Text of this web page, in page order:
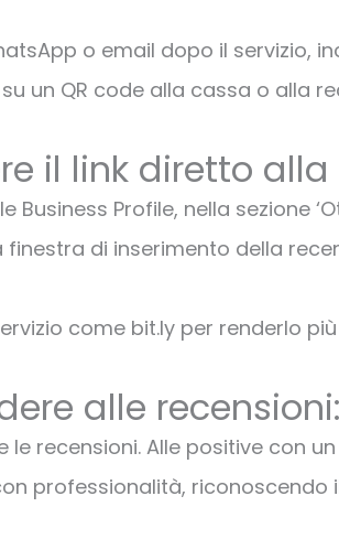
o email dopo il servizio,
un QR code alla cassa o alla
il link diretto
Business Profile, nella sezione
di inserimento della
come bit.ly per renderlo
alle
le recensioni. Alle positive con
professionalità,